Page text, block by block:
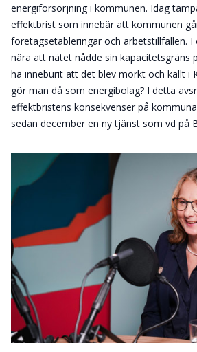
energiförsörjning i kommunen. Idag
effektbrist som innebär att kommunen
företagsetableringar och arbetstillfällen.
nära att nätet nådde sin kapacitetsgräns
ha inneburit att det blev mörkt och kallt i
gör man då som energibolag? I detta
effektbristens konsekvenser på
sedan december en ny tjänst som vd på